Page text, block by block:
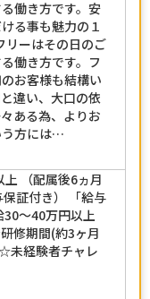
働き方です。安
る事も魅力の１
リーはその日のご
働き方です。フ
お客様も結構い
違い、大口の依
ある為、よりお
う方には…
（配属後6ヵ月
証付き） 「給与
～40万円以上
修期間(約3ヶ月
未経験者チャレ